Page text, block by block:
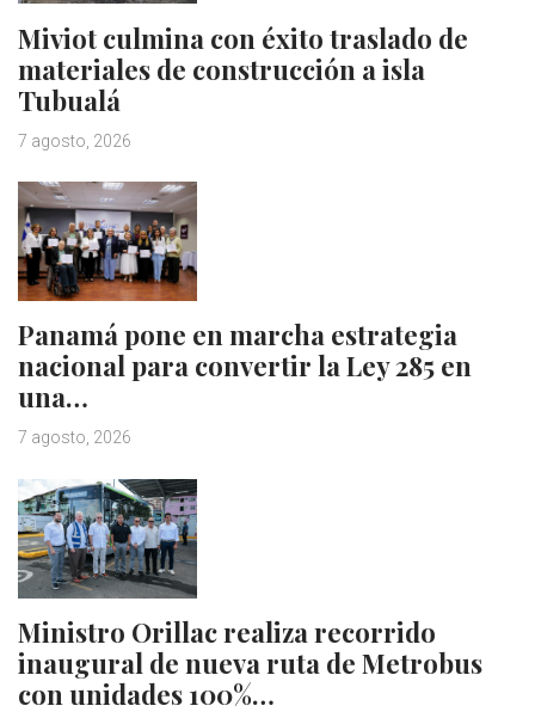
Miviot culmina con éxito traslado de
materiales de construcción a isla
Tubualá
7 agosto, 2026
Panamá pone en marcha estrategia
nacional para convertir la Ley 285 en
una…
7 agosto, 2026
Ministro Orillac realiza recorrido
inaugural de nueva ruta de Metrobus
con unidades 100%…